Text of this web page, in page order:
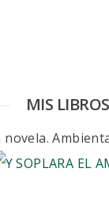
MIS LIBROS